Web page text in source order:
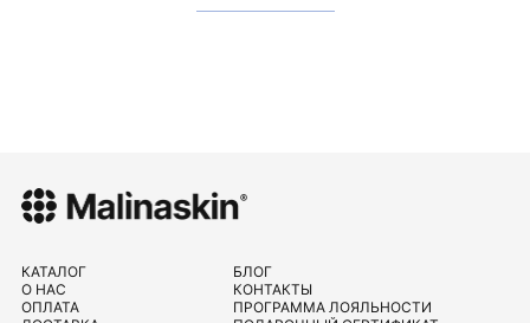
КАТАЛОГ
О НАС
ОПЛАТА
БЛОГ
КОНТАКТЫ
ПРОГРАММА ЛОЯЛЬНОСТИ